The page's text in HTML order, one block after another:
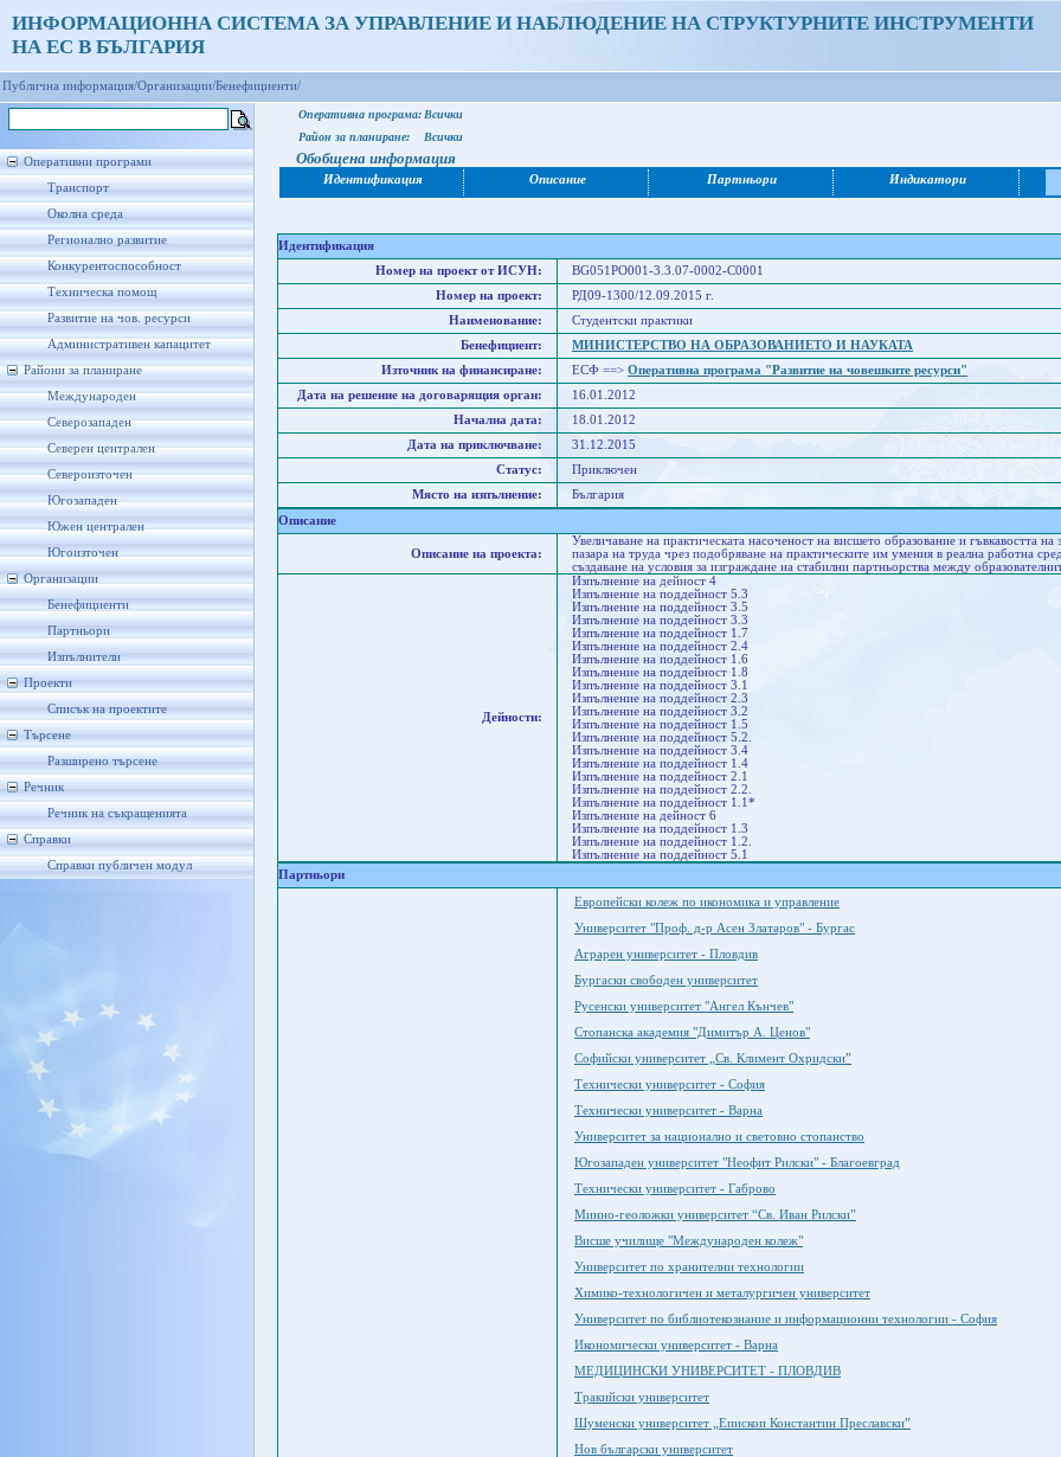
ИНФОРМАЦИОННА СИСТЕМА ЗА УПРАВЛЕНИЕ И НАБЛЮДЕНИЕ НА СТРУКТУРНИТЕ ИНСТРУМЕНТИ
НА ЕС В БЪЛГАРИЯ
Публична информация/Организации/Бенефициенти/
Оперативни програми
Транспорт
Околна среда
Регионално развитие
Конкурентоспособност
Техническа помощ
Развитие на чов. ресурси
Административен капацитет
Райони за планиране
Международен
Северозападен
Северен централен
Североизточен
Югозападен
Южен централен
Югоизточен
Организации
Бенефициенти
Партньори
Изпълнители
Проекти
Списък на проектите
Търсене
Разширено търсене
Речник
Речник на съкращенията
Справки
Справки публичен модул
Оперативна програма: Всички
Район за планиране:
Всички
Обобщена информация
Идентификация Описание Партньори Индикатори
Идентификация
Номер на проект от ИСУН:
BG051PO001-3.3.07-0002-C0001
Номер на проект:
РД09-1300/12.09.2015 г.
Наименование:
Студентски практики
Бенефициент:
МИНИСТЕРСТВО НА ОБРАЗОВАНИЕТО И НАУКАТА
Източник на финансиране:
ЕСФ ==> Оперативна програма "Развитие на човешките ресурси"
Дата на решение на договарящия орган:
16.01.2012
Начална дата:
18.01.2012
Дата на приключване:
31.12.2015
Статус:
Приключен
Място на изпълнение:
България
Описание
Описание на проекта:
Увеличаване на практическата насоченост на висшето образование и гъвкавостта
пазара на труда чрез подобряване на практическите им умения в реална работна
създаване на условия за изграждане на стабилни партньорства между
Дейности:
Изпълнение на дейност 4
Изпълнение на поддейност 5.3
Изпълнение на поддейност 3.5
Изпълнение на поддейност 3.3
Изпълнение на поддейност 1.7
Изпълнение на поддейност 2.4
Изпълнение на поддейност 1.6
Изпълнение на поддейност 1.8
Изпълнение на поддейност 3.1
Изпълнение на поддейност 2.3
Изпълнение на поддейност 3.2
Изпълнение на поддейност 1.5
Изпълнение на поддейност 5.2.
Изпълнение на поддейност 3.4
Изпълнение на поддейност 1.4
Изпълнение на поддейност 2.1
Изпълнение на поддейност 2.2.
Изпълнение на поддейност 1.1*
Изпълнение на дейност 6
Изпълнение на поддейност 1.3
Изпълнение на поддейност 1.2.
Изпълнение на поддейност 5.1
Партньори
Европейски колеж по икономика и управление
Университет "Проф. д-р Асен Златаров" - Бургас
Аграрен университет - Пловдив
Бургаски свободен университет
Русенски университет "Ангел Кънчев"
Стопанска академия "Димитър А. Ценов"
Софийски университет „Св. Климент Охридски”
Технически университет - София
Технически университет - Варна
Университет за национално и световно стопанство
Югозападен университет "Неофит Рилски" - Благоевград
Технически университет - Габрово
Минно-геоложки университет “Св. Иван Рилски”
Висше училище "Международен колеж"
Университет по хранителни технологии
Химико-технологичен и металургичен университет
Университет по библиотекознание и информационни технологии - София
Икономически университет - Варна
МЕДИЦИНСКИ УНИВЕРСИТЕТ - ПЛОВДИВ
Тракийски университет
Шуменски университет „Епископ Константин Преславски”
Нов български университет